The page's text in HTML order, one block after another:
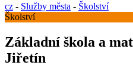
cz - Služby města - Školství
Školství
Základní škola a
Jiřetín